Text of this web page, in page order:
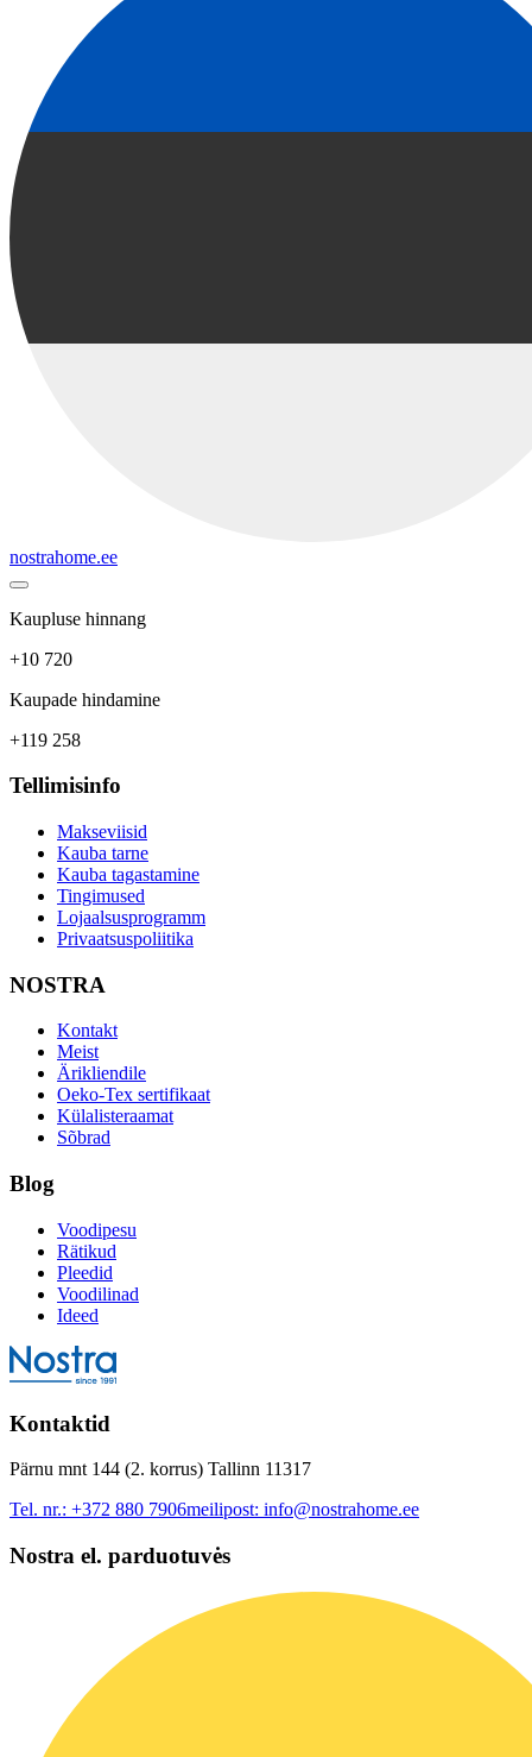
nostrahome.ee
Kaupluse hinnang
+10 720
Kaupade hindamine
+119 258
Tellimisinfo
Makseviisid
Kauba tarne
Kauba tagastamine
Tingimused
Lojaalsusprogramm
Privaatsuspoliitika
NOSTRA
Kontakt
Meist
Ärikliendile
Oeko-Tex sertifikaat
Külalisteraamat
Sõbrad
Blog
Voodipesu
Rätikud
Pleedid
Voodilinad
Ideed
Kontaktid
Pärnu mnt 144 (2. korrus) Tallinn 11317
Tel. nr.: +372 880 7906meilipost: info@nostrahome.ee
Nostra el. parduotuvės